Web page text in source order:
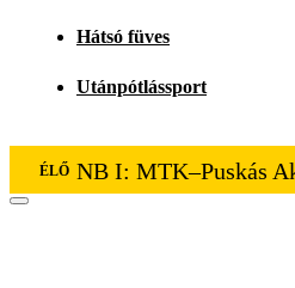
Hátsó füves
Utánpótlássport
ÉLŐ NB I: MTK–Puskás